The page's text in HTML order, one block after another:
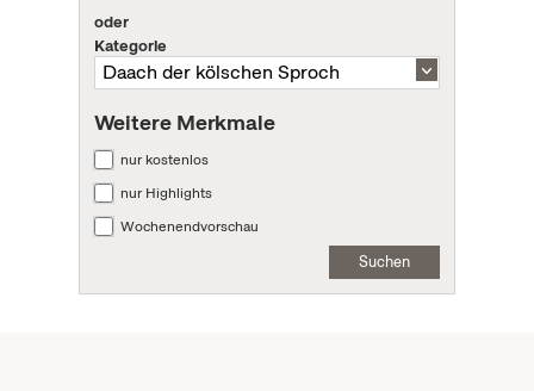
oder
Kategorie
Weitere Merkmale
nur kostenlos
nur Highlights
Wochenendvorschau
Suchen